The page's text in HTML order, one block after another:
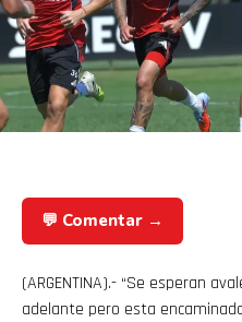
💬 Comentar →
(ARGENTINA).- “Se esperan
adelante pero esta